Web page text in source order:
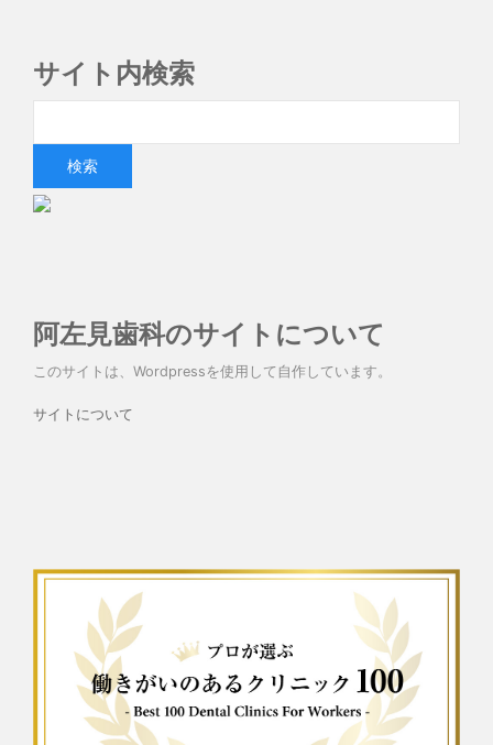
サイト内検索
阿左見歯科のサイトについて
このサイトは、Wordpressを使用して自作しています。
サイトについて